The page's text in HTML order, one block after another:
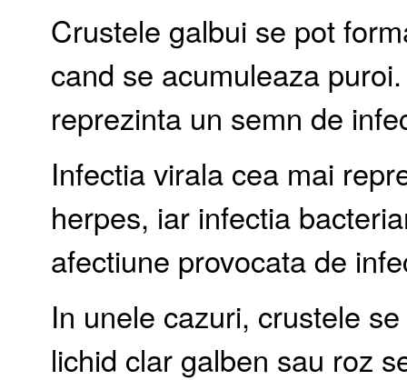
Crustele galbui se pot
cand se acumuleaza
reprezinta un semn de
Infectia virala cea mai
herpes, iar infectia
afectiune provocata de
In unele cazuri, crustele
lichid clar galben sau roz